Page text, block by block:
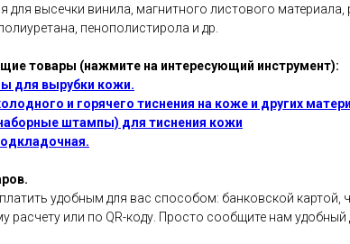
для высечки винила, магнитного листового материала,
пенополистирола и др.
товары (нажмите на интересующий инструмент):
для вырубки кожи.
и горячего тиснения на коже и других
штампы) для тиснения кожи
удобным для вас способом: банковской картой,
расчету или по QR-коду. Просто сообщите нам удобный